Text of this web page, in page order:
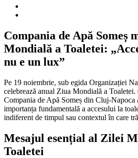
Compania de Apă Someș
Mondială a Toaletei:
nu e un lux”
Pe 19 noiembrie, sub egida Organizației
celebrează anual Ziua Mondială a Toaletei.
Compania de Apă Someș din Cluj-Napoca
importanța fundamentală a accesului la
indiferent de timpul sau contextul în care
Mesajul esențial al Zilei
Toaletei